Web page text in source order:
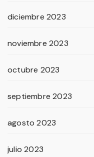
diciembre 2023
noviembre 2023
octubre 2023
septiembre 2023
agosto 2023
julio 2023